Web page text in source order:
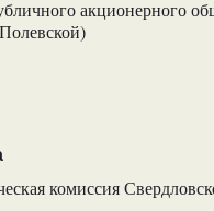
акционерного
комиссия